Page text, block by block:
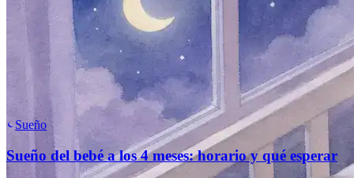
Sueño
Sueño del bebé a los 4 meses: horario y qué esperar